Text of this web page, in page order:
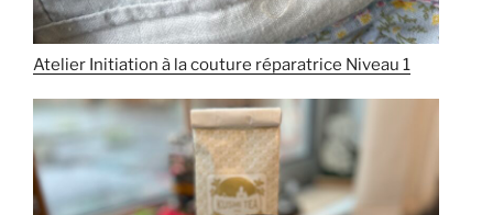
Atelier Initiation à la couture réparatrice Niveau 1